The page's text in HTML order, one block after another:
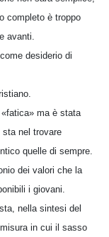
completo è troppo
avanti.
desiderio di
ma è stata
nel trovare
quelle di sempre.
dei valori che la
i giovani.
nella sintesi del
in cui il sasso